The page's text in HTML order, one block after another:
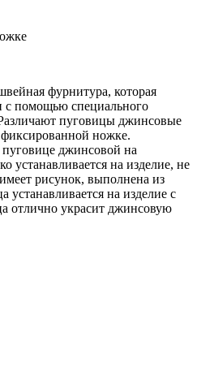
фурнитура, которая
с помощью специального
пуговицы джинсовые
ножке.
пуговице джинсовой на
устанавливается на изделие, не
рисунок, выполнена из
устанавливается на изделие с
отлично украсит джинсовую